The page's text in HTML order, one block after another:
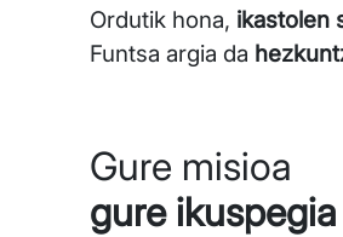
Ordutik hona, ikastolen
Funtsa argia da
Gure misioa
gure ikuspegia